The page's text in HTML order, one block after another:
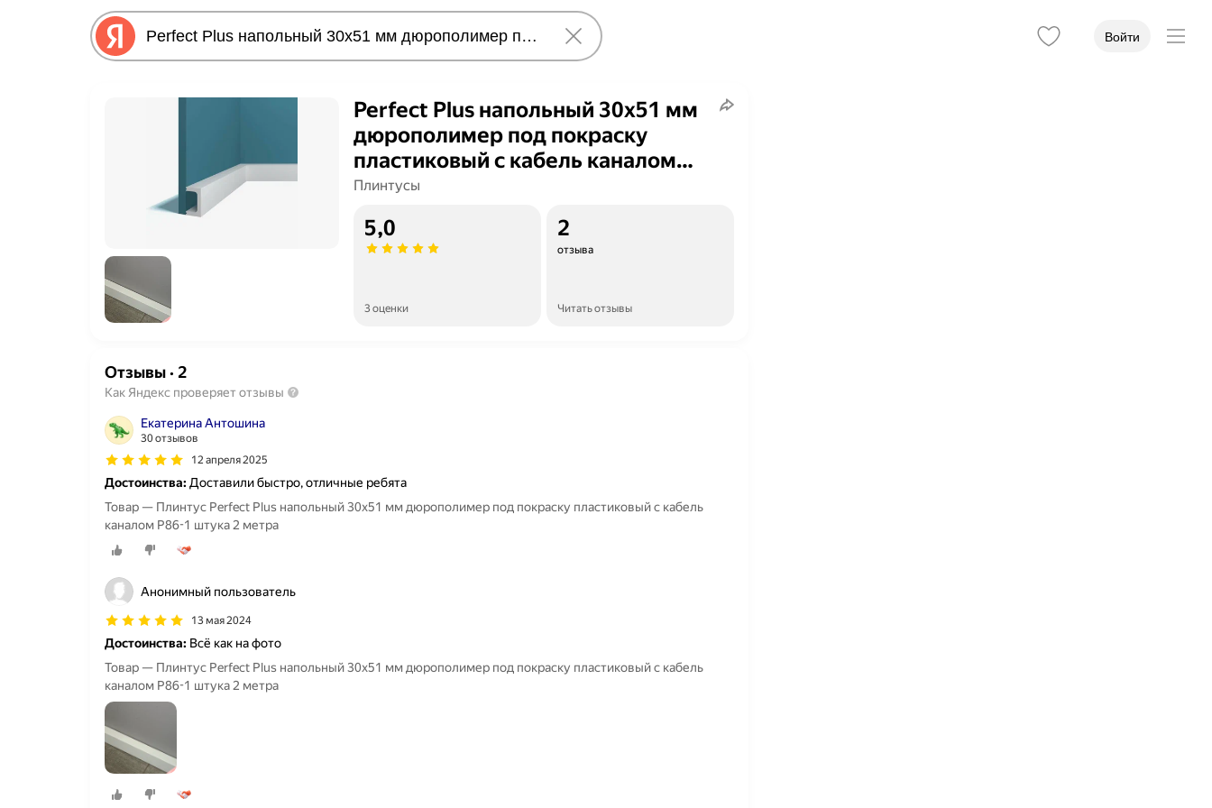
Войти
Perfect Plus напольный 30х51 мм
дюрополимер под покраску
пластиковый с кабель каналом
Р86-1 штука 2 метра
Плинтусы
5,0
3 оценки
2
отзыва
Читать отзывы
Отзывы· 2
Как Яндекс проверяет отзывы
Екатерина Антошина
30 отзывов
12 апреля 2025
Достоинства:Доставили быстро, отличные ребята
Товар — Плинтус Perfect Plus напольный 30х51 мм дюрополимер под покраску пластиковый с кабель
каналом Р86-1 штука 2 метра
Анонимный пользователь
13 мая 2024
Достоинства: Всё как на фото
Товар — Плинтус Perfect Plus напольный 30х51 мм дюрополимер под покраску пластиковый с кабель
каналом Р86-1 штука 2 метра